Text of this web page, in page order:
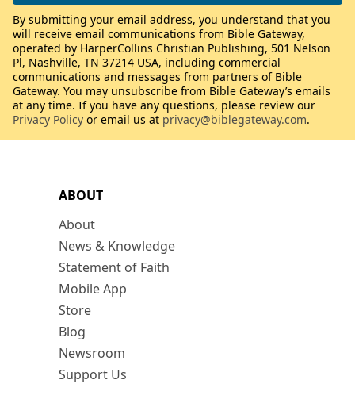
ABOUT
About
News & Knowledge
Statement of Faith
Mobile App
Store
Blog
Newsroom
Support Us
By submitting your email address, you understand that you
will receive email communications from Bible Gateway,
operated by HarperCollins Christian Publishing, 501 Nelson
Pl, Nashville, TN 37214 USA, including commercial
communications and messages from partners of Bible
Gateway. You may unsubscribe from Bible Gateway’s emails
at any time. If you have any questions, please review our
Privacy Policy or email us at privacy@biblegateway.com.